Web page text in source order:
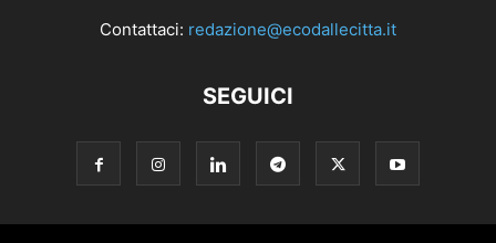
Contattaci: redazione@ecodallecitta.it
SEGUICI